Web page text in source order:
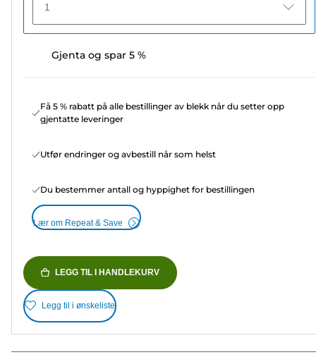
1
Gjenta og spar 5 %
Få 5 % rabatt på alle bestillinger av blekk når du setter opp
gjentatte leveringer
Utfør endringer og avbestill når som helst
Du bestemmer antall og hyppighet for bestillingen
Lær om Repeat & Save
LEGG TIL I HANDLEKURV
Legg til i ønskeliste